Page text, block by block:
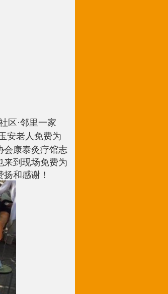
区·邻里一家
安老人免费为
会康泰灸疗馆志
来到现场免费为
和感谢！